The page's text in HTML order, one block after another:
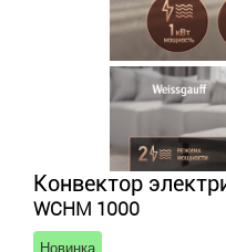
Конвектор
WCHM 1000
Новинка